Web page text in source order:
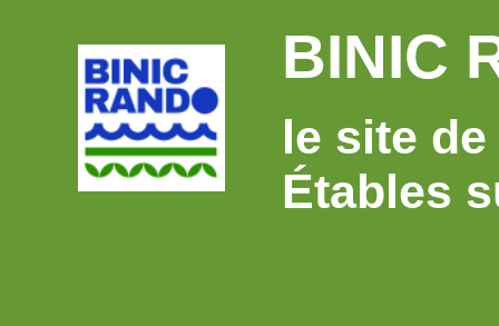
BINIC
le site
Étables